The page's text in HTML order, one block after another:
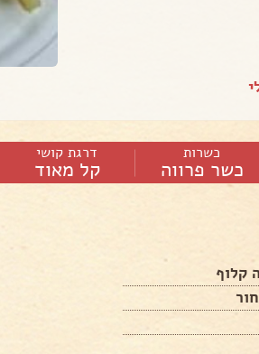
כשרות
כשר פרווה
דרגת קושי
קל מאוד